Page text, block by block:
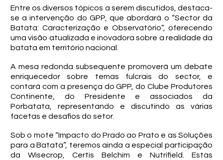
Entre os diversos tópicos a serem discutidos, destaca-
se a intervenção do GPP, que abordará o “Sector da
Batata: Caracterização e Observatório”, oferecendo
uma visão atualizada e inovadora sobre a realidade da
batata em território nacional.
A mesa redonda subsequente promoverá um debate
enriquecedor sobre temas fulcrais do sector, e
contará com a presença do GPP, do Clube Produtores
Continente, do Presidente e associados da
Porbatata, representando e discutindo as várias
facetas e desafios do setor.
Sob o mote “Impacto do Prado ao Prato e as Soluções
para a Batata”, teremos ainda a especial participação
da Wisecrop, Certis Belchim e Nutrifield. Estas